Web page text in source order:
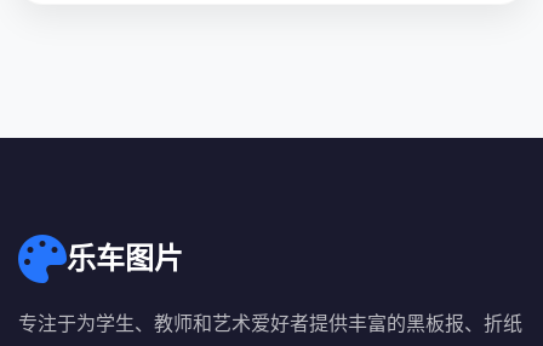
乐车图片
专注于为学生、教师和艺术爱好者提供丰富的黑板报、折纸